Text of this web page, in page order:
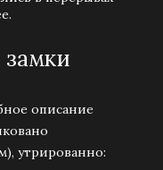
описание
утрированно: